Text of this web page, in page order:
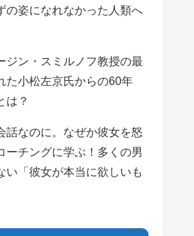
姿になれなかった人類へ
ジン・スミルノフ教授の最
た小松左京氏からの60年
は？
話なのに。なぜか彼女を怒
ーチングに学ぶ！多くの男
い「彼女が本当に欲しいも